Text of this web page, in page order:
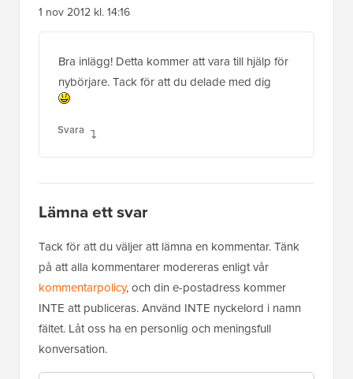
1 nov 2012 kl. 14:16
Bra inlägg! Detta kommer att vara till hjälp för
nybörjare. Tack för att du delade med dig
Svara
Lämna ett svar
Tack för att du väljer att lämna en kommentar. Tänk
på att alla kommentarer modereras enligt vår
kommentarpolicy, och din e-postadress kommer
INTE att publiceras. Använd INTE nyckelord i namn
fältet. Låt oss ha en personlig och meningsfull
konversation.